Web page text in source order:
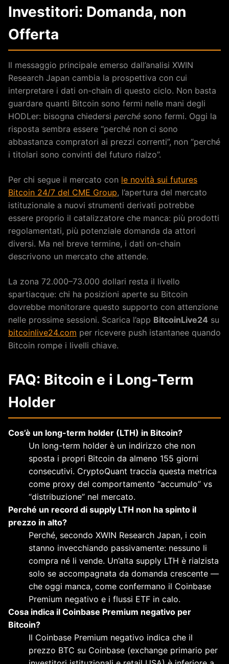
Investitori: Domanda, non
Offerta
Il messaggio principale emerso dall’analisi XWIN
Research Japan cambia la prospettiva con cui
interpretare i dati on-chain di questo ciclo. Non basta
guardare quanti Bitcoin sono fermi nelle mani degli
HODLer: bisogna chiedersi perché sono fermi. Oggi la
risposta sembra essere “perché non ci sono
abbastanza compratori ai prezzi correnti”, non “perché
i titolari sono convinti del futuro rialzo”.
Per chi segue il mercato con le novità sui futures
Bitcoin 24/7 del CME Group, l’apertura del mercato
istituzionale a nuovi strumenti derivati potrebbe
essere proprio il catalizzatore che manca: più prodotti
regolamentati, più potenziale domanda da attori
diversi. Ma nel breve termine, i dati on-chain
descrivono un mercato che attende.
La zona 72.000–73.000 dollari resta il livello
spartiacque: chi ha posizioni aperte su Bitcoin
dovrebbe monitorare questo supporto con attenzione
nelle prossime sessioni. Scarica l’app BitcoinLive24 su
bitcoinlive24.com per ricevere push istantanee quando
Bitcoin rompe i livelli chiave.
FAQ: Bitcoin e i Long-Term
Holder
Cos’è un long-term holder (LTH) in Bitcoin?
Un long-term holder è un indirizzo che non
sposta i propri Bitcoin da almeno 155 giorni
consecutivi. CryptoQuant traccia questa metrica
come proxy del comportamento “accumulo” vs
“distribuzione” nel mercato.
Perché un record di supply LTH non ha spinto il
prezzo in alto?
Perché, secondo XWIN Research Japan, i coin
stanno invecchiando passivamente: nessuno li
compra né li vende. Un’alta supply LTH è rialzista
solo se accompagnata da domanda crescente —
che oggi manca, come confermano il Coinbase
Premium negativo e i flussi ETF in calo.
Cosa indica il Coinbase Premium negativo per
Bitcoin?
Il Coinbase Premium negativo indica che il
prezzo BTC su Coinbase (exchange primario per